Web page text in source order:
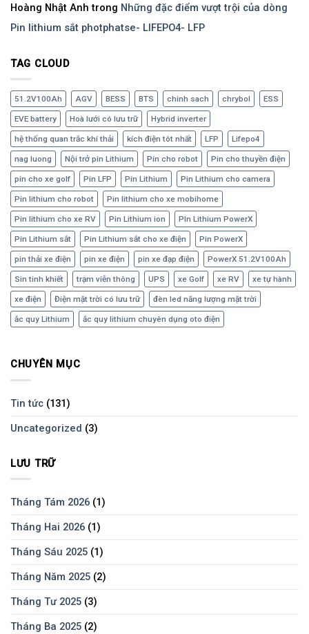
Hoàng Nhật Anh trong Những đặc điểm vượt trội của dòng
Pin lithium sắt photphatse- LIFEPO4- LFP
TAG CLOUD
51.2V100Ah AGV BESS BTS chinh sach chrybol ESS
EVE battery Hoà lưới có lưu trữ Hybrid inverter
hệ thống quan trắc khí thải kích điện tôt nhất LFP Lifepo4
nag luong Nội trở pin Lithium Pin cho robot Pin cho thuyền điện
pin cho xe golf Pin LFP Pin Lithium Pin Lithium cho camera
Pin lithium cho robot Pin lithium cho xe mobihome
Pin lithium cho xe RV Pin Lithium ion PIn Lithium PowerX
Pin Lithium sắt Pin Lithium sắt cho xe điện Pin PowerX
pin thải xe điện pin xe điện pin xe đạp điện PowerX 51.2V100Ah
Sin tinh khiết trạm viễn thông UPS xe Golf xe RV xe tự hành
xe điện Điện mặt trời có lưu trữ đèn led năng lượng mặt trời
ắc quy Lithium ắc quy lithium chuyên dụng oto điện
CHUYÊN MỤC
Tin tức (131)
Uncategorized (3)
LƯU TRỮ
Tháng Tám 2026 (1)
Tháng Hai 2026 (1)
Tháng Sáu 2025 (1)
Tháng Năm 2025 (2)
Tháng Tư 2025 (3)
Tháng Ba 2025 (2)